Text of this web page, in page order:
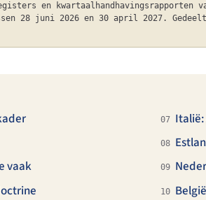
en kwartaalhandhavingsrapporten van
28 juni 2026 en 30 april 2027.
vaak
07
08
09
10